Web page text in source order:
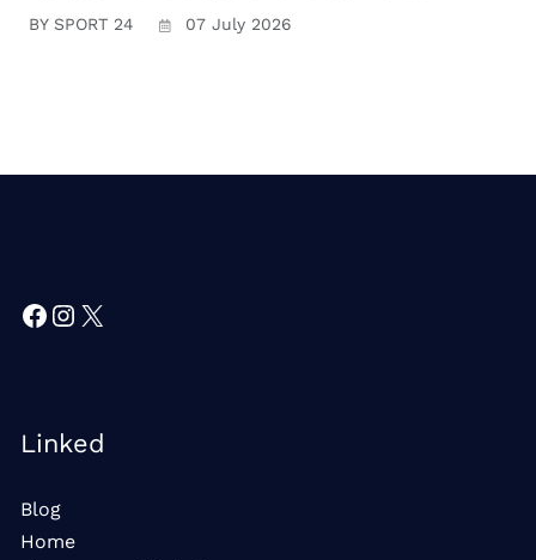
BY SPORT 24 07 July 2026
Facebook
Instagram
X
Linked
Blog
Home